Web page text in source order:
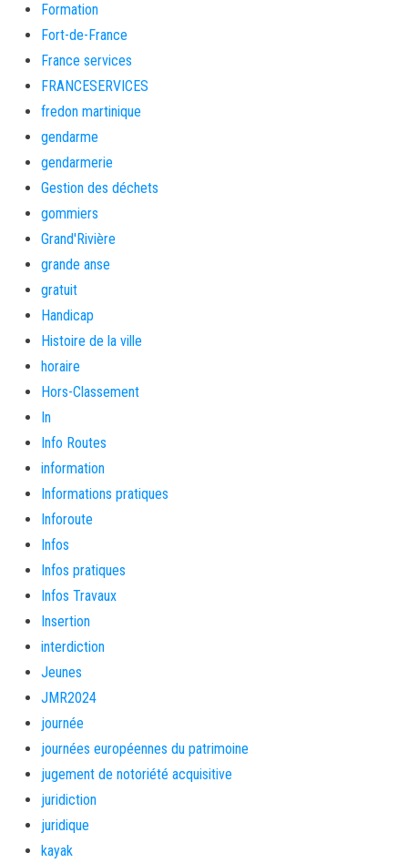
Formation
Fort-de-France
France services
FRANCESERVICES
fredon martinique
gendarme
gendarmerie
Gestion des déchets
gommiers
Grand'Rivière
grande anse
gratuit
Handicap
Histoire de la ville
horaire
Hors-Classement
In
Info Routes
information
Informations pratiques
Inforoute
Infos
Infos pratiques
Infos Travaux
Insertion
interdiction
Jeunes
JMR2024
journée
journées européennes du patrimoine
jugement de notoriété acquisitive
juridiction
juridique
kayak